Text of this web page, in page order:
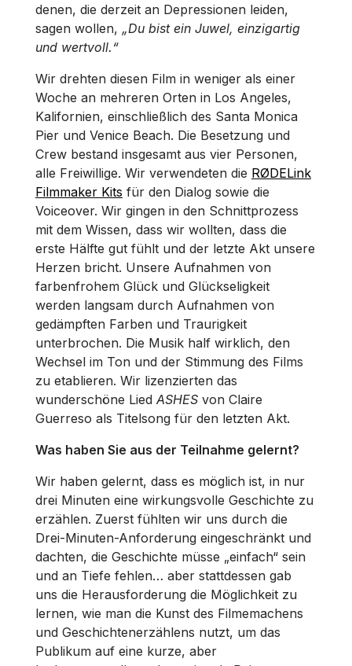
denen, die derzeit an Depressionen leiden,
sagen wollen, „Du bist ein Juwel, einzigartig
und wertvoll.“
Wir drehten diesen Film in weniger als einer
Woche an mehreren Orten in Los Angeles,
Kalifornien, einschließlich des Santa Monica
Pier und Venice Beach. Die Besetzung und
Crew bestand insgesamt aus vier Personen,
alle Freiwillige. Wir verwendeten die RØDELink
Filmmaker Kits für den Dialog sowie die
Voiceover. Wir gingen in den Schnittprozess
mit dem Wissen, dass wir wollten, dass die
erste Hälfte gut fühlt und der letzte Akt unsere
Herzen bricht. Unsere Aufnahmen von
farbenfrohem Glück und Glückseligkeit
werden langsam durch Aufnahmen von
gedämpften Farben und Traurigkeit
unterbrochen. Die Musik half wirklich, den
Wechsel im Ton und der Stimmung des Films
zu etablieren. Wir lizenzierten das
wunderschöne Lied ASHES von Claire
Guerreso als Titelsong für den letzten Akt.
Was haben Sie aus der Teilnahme gelernt?
Wir haben gelernt, dass es möglich ist, in nur
drei Minuten eine wirkungsvolle Geschichte zu
erzählen. Zuerst fühlten wir uns durch die
Drei-Minuten-Anforderung eingeschränkt und
dachten, die Geschichte müsse „einfach“ sein
und an Tiefe fehlen… aber stattdessen gab
uns die Herausforderung die Möglichkeit zu
lernen, wie man die Kunst des Filmemachens
und Geschichtenerzählens nutzt, um das
Publikum auf eine kurze, aber